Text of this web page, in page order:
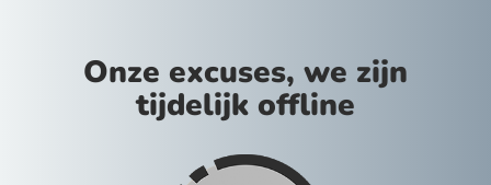
Onze excuses, we zijn
tijdelijk offline